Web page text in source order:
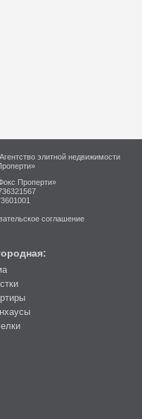
элитной недвижимости
Проперти»
соглашение